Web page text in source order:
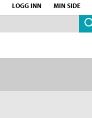
LOGG INN MIN SIDE